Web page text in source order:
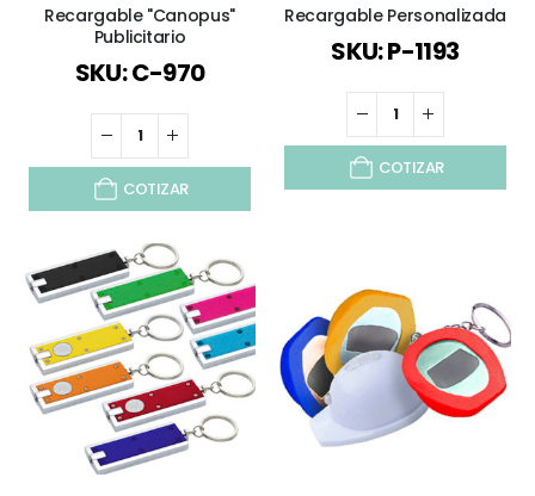
Recargable "Canopus"
Publicitario
SKU: C-970
COTIZAR
Recargable Personalizada
SKU: P-1193
COTIZAR